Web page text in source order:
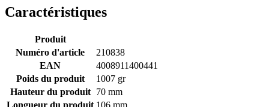
Caractéristiques
Produit
Numéro d'article
210838
EAN
4008911400441
Poids du produit
1007 gr
Hauteur du produit
70 mm
Longueur du produit 106 mm